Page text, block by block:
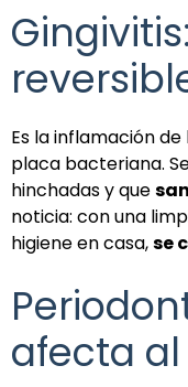
Es la inflamación
placa bacteriana.
hinchadas y que
noticia: con una
higiene en casa,se
afecta